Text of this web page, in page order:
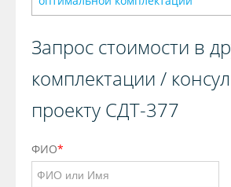
Запрос стоимости в
комплектации /
проекту СДТ-377
ФИО*